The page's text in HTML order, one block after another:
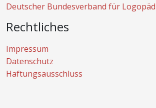
Deutscher Bundesverband für
Rechtliches
Impressum
Datenschutz
Haftungsausschluss